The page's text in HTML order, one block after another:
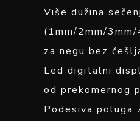
Više dužina
(1mm/2mm/
za negu bez
Led digitalni
od prekomernog
Podesiva poluga